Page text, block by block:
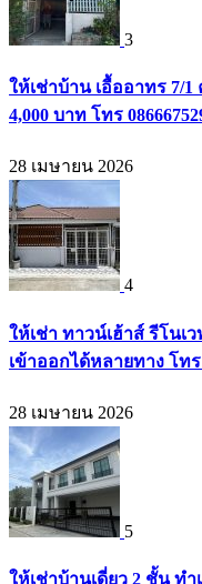
3
ให้เช่าบ้าน เอื้ออาทร 7/
4,000 บาท โทร
28 เมษายน 2026
4
ให้เช่า ทาวน์เฮ้าส์ รีโนเ
เข้าออกได้หลายทาง โทร
28 เมษายน 2026
5
ให้เช่าบ้านเดี่ยว 2 ชั้น ท